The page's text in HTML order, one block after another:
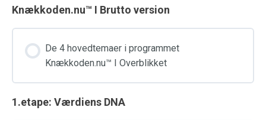
Knækkoden.nu™ I Brutto version
De 4 hovedtemaer i programmet
Knækkoden.nu™ I Overblikket
1.etape: Værdiens DNA